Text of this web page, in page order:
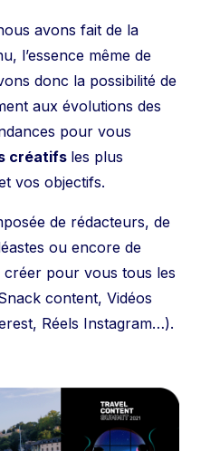
avons fait de la
l’essence même de
donc la possibilité de
aux évolutions des
pour vous
créatifs les plus
vos objectifs.
de rédacteurs, de
ou encore de
créer pour vous tous les
content, Vidéos
Réels Instagram…).